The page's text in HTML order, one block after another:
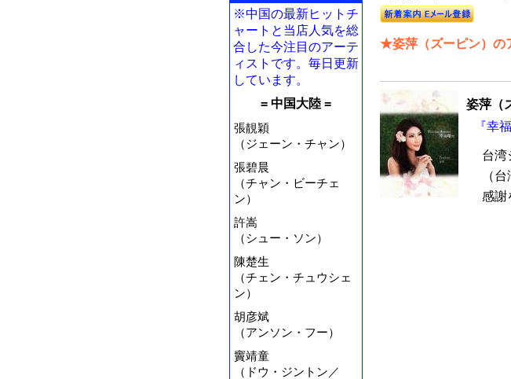
※中国の最新ヒットチ
ャートと当店人気を総
合した今注目のアーテ
ィストです。毎日更新
しています。
= 中国大陸 =
張靚穎
（ジェーン・チャン）
張碧晨
（チャン・ビーチェ
ン）
許嵩
（シュー・ソン）
陳楚生
（チェン・チュウシェ
ン）
胡彦斌
（アンソン・フー）
竇靖童
（ドウ・ジントン／
★姿萍（ズーピン）の
姿萍（
『幸
台湾
（
感謝